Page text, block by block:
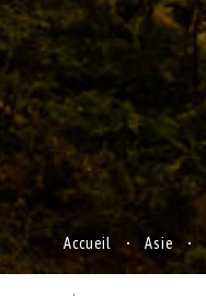
Accueil Asie